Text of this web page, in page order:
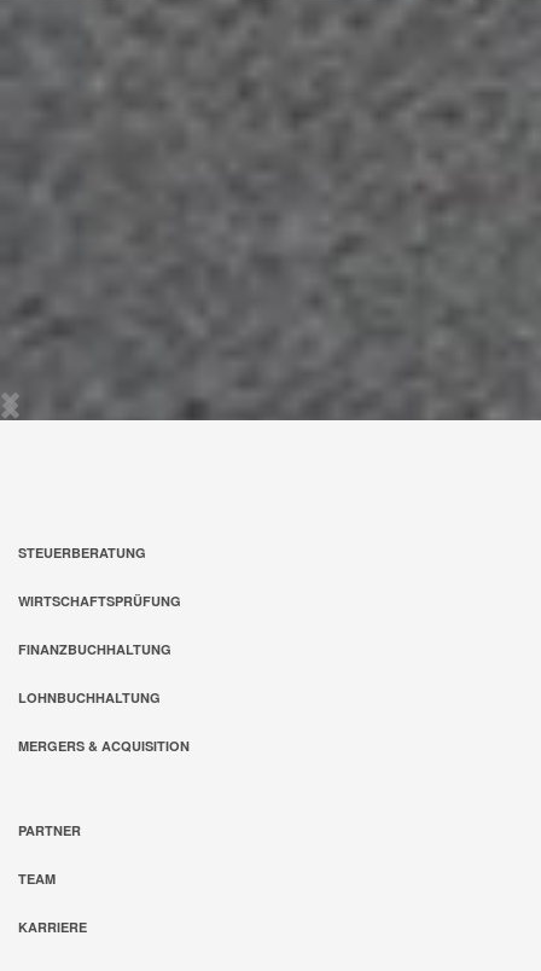
STEUERBERATUNG
WIRTSCHAFTSPRÜFUNG
FINANZBUCHHALTUNG
LOHNBUCHHALTUNG
MERGERS & ACQUISITION
PARTNER
TEAM
KARRIERE